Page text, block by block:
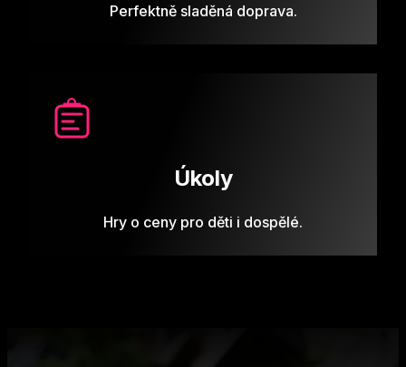
Perfektně sladěná doprava.
Úkoly
Hry o ceny pro děti i dospělé.